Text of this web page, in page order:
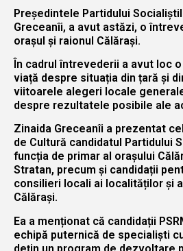
Președintele Partidului
Greceanîi, a avut astăzi, o
orașul și raionul Călărași.
În cadrul întrevederii a avut loc
viață despre situația din țară și
viitoarele alegeri locale
despre rezultatele posibile ale
Zinaida Greceanîi a prezentat
de Cultură candidatul Partidului
funcția de primar al orașului
Stratan, precum și candidații
consilieri locali ai localităților și
Călărași.
Ea a menționat că candidații
echipă puternică de specialiști